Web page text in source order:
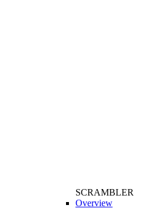
SCRAMBLER
Overview